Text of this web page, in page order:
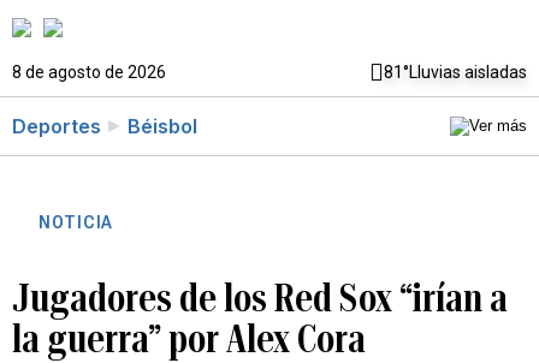
8 de agosto de 2026 81°Lluvias aisladas
Deportes Béisbol
NOTICIA
Jugadores de los Red Sox “irían a
la guerra” por Alex Cora